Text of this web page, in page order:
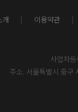
개 이용약관
사업자
주소: 서울특별시 중구